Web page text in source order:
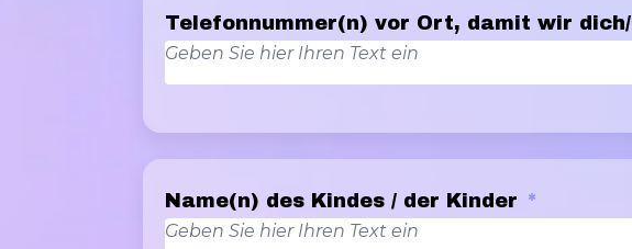
Telefonnummer(n) vor Ort, damit wir
Name(n) des Kindes / der Kinder *